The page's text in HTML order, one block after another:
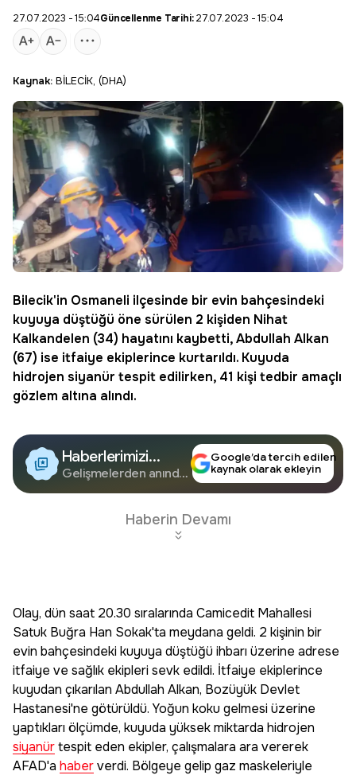
27.07.2023 - 15:04Güncellenme Tarihi:27.07.2023 - 15:04
Kaynak: BİLECİK, (DHA)
Bilecik'in Osmaneli ilçesinde bir evin bahçesindeki
kuyuya düştüğü öne sürülen 2 kişiden Nihat
Kalkandelen (34) hayatını kaybetti, Abdullah Alkan
(67) ise itfaiye ekiplerince kurtarıldı. Kuyuda
hidrojen siyanür tespit edilirken, 41 kişi tedbir amaçlı
gözlem altına alındı.
Haberlerimizi
Google'da Takip
Edin
Gelişmelerden anında
Google’da tercih edilen
kaynak olarak ekleyin
Haberin Devamı
Olay, dün saat 20.30 sıralarında Camicedit Mahallesi
Satuk Buğra Han Sokak'ta meydana geldi. 2 kişinin bir
evin bahçesindeki kuyuya düştüğü ihbarı üzerine adrese
itfaiye ve sağlık ekipleri sevk edildi. İtfaiye ekiplerince
kuyudan çıkarılan Abdullah Alkan, Bozüyük Devlet
Hastanesi'ne götürüldü. Yoğun koku gelmesi üzerine
yaptıkları ölçümde, kuyuda yüksek miktarda hidrojen
siyanürtespit eden ekipler, çalışmalara ara vererek
AFAD'a haberverdi. Bölgeye gelip gaz maskeleriyle